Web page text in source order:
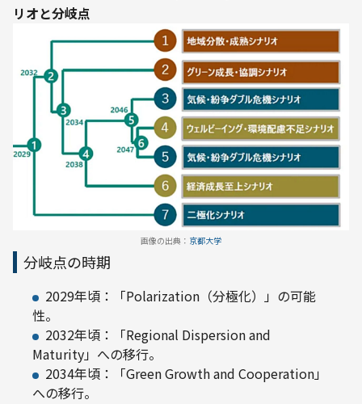
リオと分岐点
画像の出典： 京都大学
分岐点の時期
2029年頃：「Polarization（分極化）」の可能
性。
2032年頃：「Regional Dispersion and
Maturity」への移行。
2034年頃：「Green Growth and Cooperation」
への移行。